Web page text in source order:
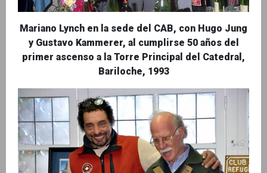
Mariano Lynch en la sede del CAB, con Hugo Jung
y Gustavo Kammerer, al cumplirse 50 años del
primer ascenso a la Torre Principal del Catedral,
Bariloche, 1993